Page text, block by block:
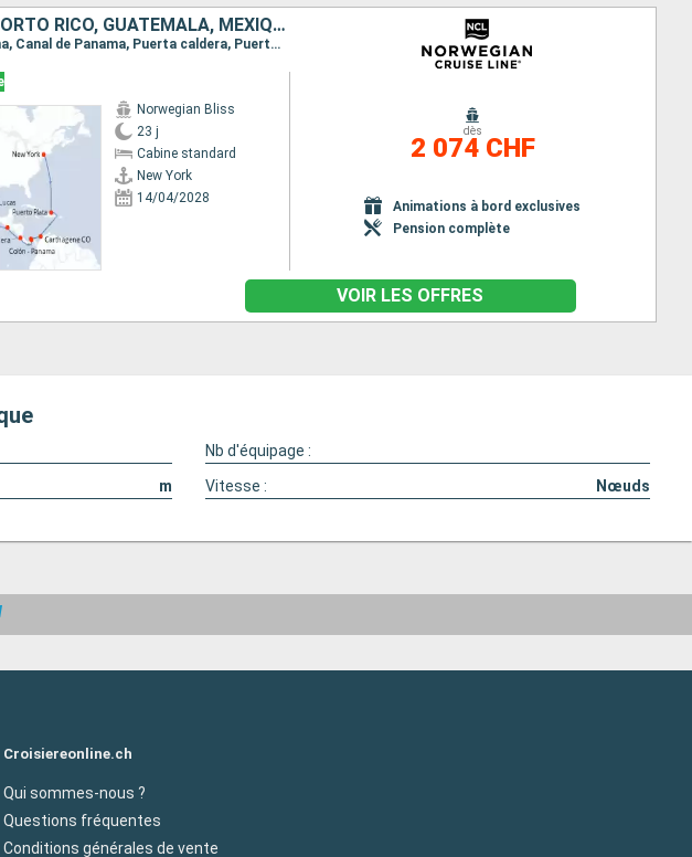
RÉPUBLIQUE DOMINICAINE, COLOMBIE, PANAMA, PORTO RICO, GUATEMALA, MEXIQUE, ÉTATS-UNIS, CANADA
Itinéraire : New York, Puerto Plata, Carthagene CO, Colón - Panama, Canal de Panama, Puerta caldera, Puerto Quetzal, Acapulco, Cabo san Lucas, San Francisco, Victoria CA, Seattle
Norwegian Bliss
23 j
Cabine standard
New York
14/04/2028
dès
2 074 CHF
Animations à bord exclusives
Pension complète
VOIR LES OFFRES
Nb d'équipage :
m Vitesse : Nœuds
Croisiereonline.ch
Qui sommes-nous ?
Questions fréquentes
Conditions générales de vente